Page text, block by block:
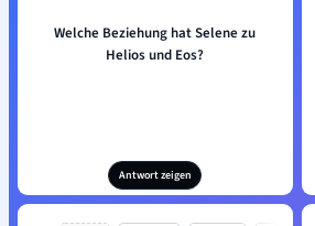
Welche Beziehung hat Selene zu
Helios und Eos?
Antwort zeigen